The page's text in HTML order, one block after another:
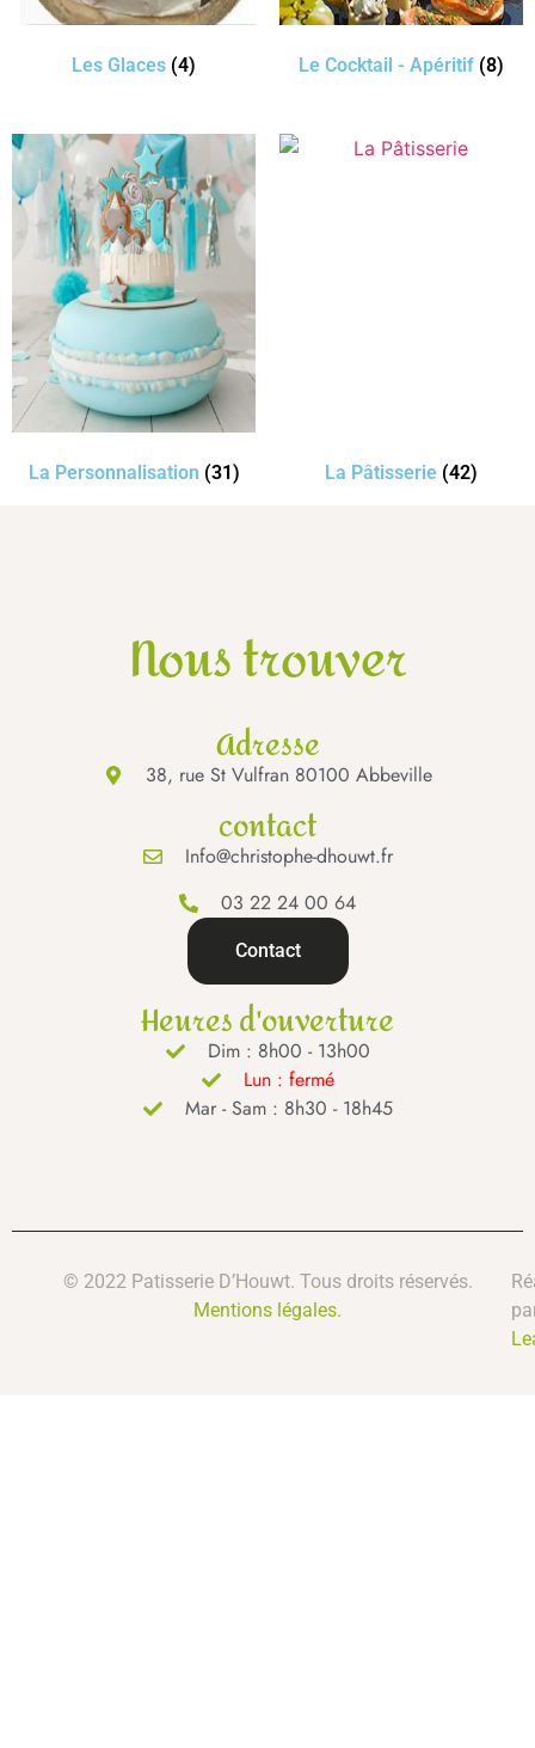
Les Glaces (4) Le Cocktail - Apéritif (8)
La Personnalisation (31) La Pâtisserie (42)
Nous trouver
Adresse
38, rue St Vulfran 80100 Abbeville
contact
Info@christophe-dhouwt.fr
03 22 24 00 64
Contact
Heures d'ouverture
Dim : 8h00 - 13h00
Lun : fermé
Mar - Sam : 8h30 - 18h45
© 2022 Patisserie D’Houwt. Tous droits réservés.
Mentions légales.